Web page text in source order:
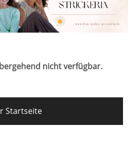
nicht verfügbar.
Startseite